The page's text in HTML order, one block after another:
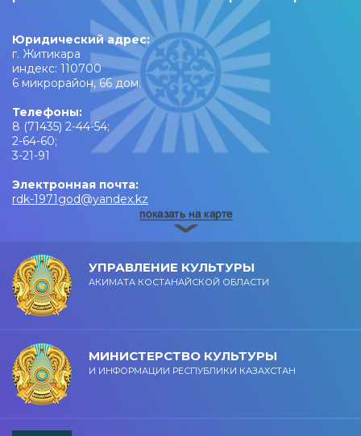
Юридический адрес:
г. Житикара
индекс: 110700
6 микрорайон, 66 дом.
Телефоны:
8 (71435) 2-44-54;
2-64-60;
3-21-91
Электронная почта:
rdk-1971god@yandex.kz
УПРАВЛЕНИЕ КУЛЬТУРЫ
АКИМАТА КОСТАНАЙСКОЙ ОБЛАСТИ
МИНИСТЕРСТВО КУЛЬТУРЫ
И ИНФОРМАЦИИ РЕСПУБЛИКИ КАЗАХСТАН